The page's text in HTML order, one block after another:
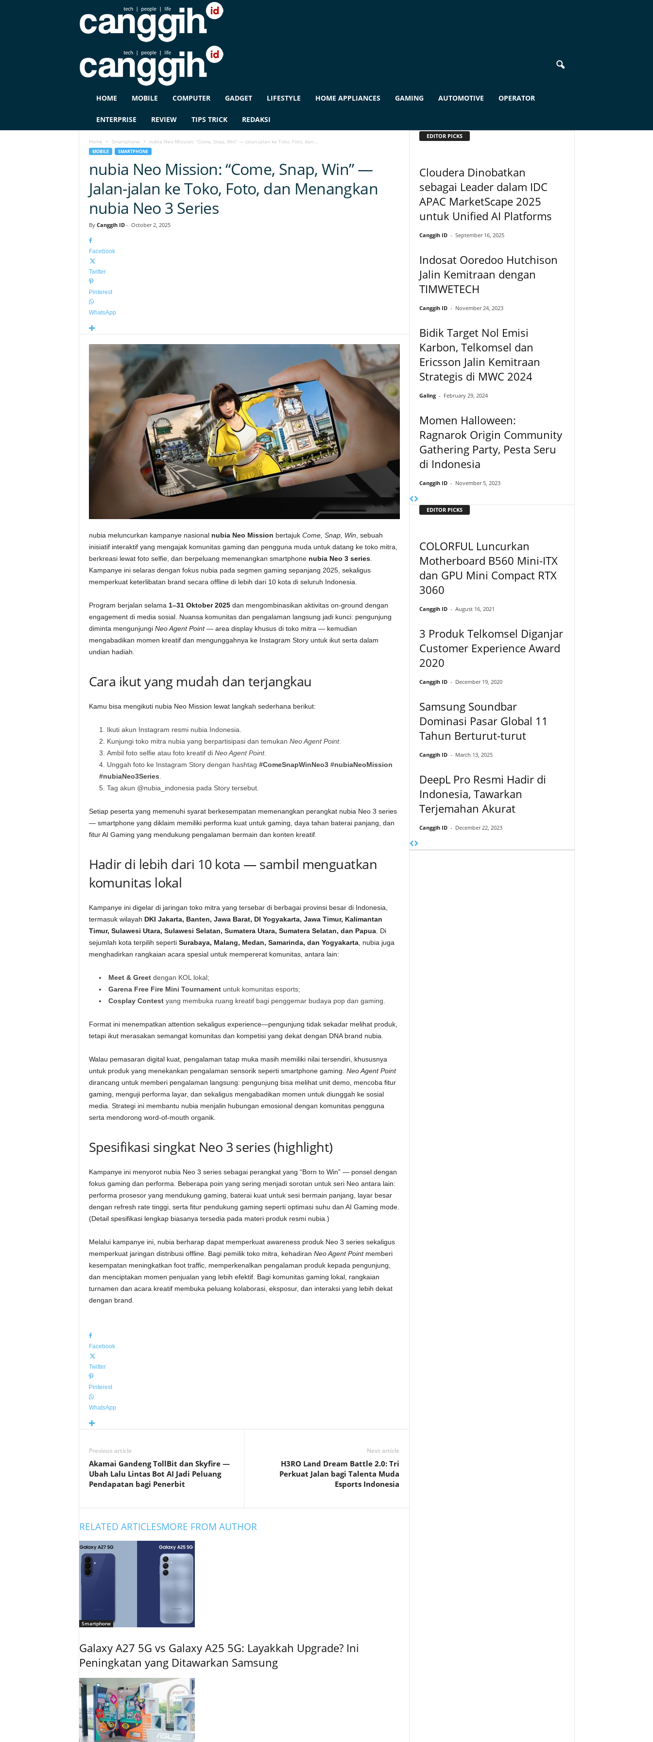
G
HOME MOBILE COMPUTER GADGET LIFESTYLE HOME APPLIANCES GAMING AUTOMOTIVE OPERATOR
ENTERPRISE REVIEW TIPS TRICK REDAKSI
Home Smartphone nubia Neo Mission: “Come, Snap, Win” — Jalan-jalan ke Toko, Foto, dan...
MOBILE SMARTPHONE
nubia Neo Mission: “Come, Snap, Win” —
Jalan-jalan ke Toko, Foto, dan Menangkan
nubia Neo 3 Series
By Canggih ID- October 2, 2025
Facebook
Twitter
Pinterest
WhatsApp
nubia meluncurkan kampanye nasional nubia Neo Mission bertajuk Come, Snap, Win , sebuah
inisiatif interaktif yang mengajak komunitas gaming dan pengguna muda untuk datang ke toko mitra,
berkreasi lewat foto selfie, dan berpeluang memenangkan smartphone nubia Neo 3 series.
Kampanye ini selaras dengan fokus nubia pada segmen gaming sepanjang 2025, sekaligus
memperkuat keterlibatan brand secara offline di lebih dari 10 kota di seluruh Indonesia.
Program berjalan selama 1–31 Oktober 2025dan mengombinasikan aktivitas on-ground dengan
engagement di media sosial. Nuansa komunitas dan pengalaman langsung jadi kunci: pengunjung
diminta mengunjungi Neo Agent Point— area display khusus di toko mitra — kemudian
mengabadikan momen kreatif dan mengunggahnya ke Instagram Story untuk ikut serta dalam
undian hadiah.
Cara ikut yang mudah dan terjangkau
Kamu bisa mengikuti nubia Neo Mission lewat langkah sederhana berikut:
Ikuti akun Instagram resmi nubia Indonesia.
Kunjungi toko mitra nubia yang berpartisipasi dan temukan Neo Agent Point.
Ambil foto selfie atau foto kreatif di Neo Agent Point.
Unggah foto ke Instagram Story dengan hashtag #ComeSnapWinNeo3 #nubiaNeoMission
#nubiaNeo3Series
Tag akun @nubia_indonesia pada Story tersebut.
Setiap peserta yang memenuhi syarat berkesempatan memenangkan perangkat nubia Neo 3 series
— smartphone yang diklaim memiliki performa kuat untuk gaming, daya tahan baterai panjang, dan
fitur AI Gaming yang mendukung pengalaman bermain dan konten kreatif.
Hadir di lebih dari 10 kota — sambil menguatkan
komunitas lokal
Kampanye ini digelar di jaringan toko mitra yang tersebar di berbagai provinsi besar di Indonesia,
termasuk wilayah DKI Jakarta, Banten, Jawa Barat, DI Yogyakarta, Jawa Timur, Kalimantan
Timur, Sulawesi Utara, Sulawesi Selatan, Sumatera Utara, Sumatera Selatan, dan Papua. Di
sejumlah kota terpilih seperti Surabaya, Malang, Medan, Samarinda, dan Yogyakarta, nubia juga
menghadirkan rangkaian acara spesial untuk mempererat komunitas, antara lain:
Meet & Greetdengan KOL lokal;
Garena Free Fire Mini Tournamentuntuk komunitas esports;
Cosplay Contestyang membuka ruang kreatif bagi penggemar budaya pop dan gaming.
Format ini menempatkan attention sekaligus experience—pengunjung tidak sekadar melihat produk,
tetapi ikut merasakan semangat komunitas dan kompetisi yang dekat dengan DNA brand nubia.
Walau pemasaran digital kuat, pengalaman tatap muka masih memiliki nilai tersendiri, khususnya
untuk produk yang menekankan pengalaman sensorik seperti smartphone gaming. Neo Agent Point
dirancang untuk memberi pengalaman langsung: pengunjung bisa melihat unit demo, mencoba fitur
gaming, menguji performa layar, dan sekaligus mengabadikan momen untuk diunggah ke sosial
media. Strategi ini membantu nubia menjalin hubungan emosional dengan komunitas pengguna
serta mendorong word-of-mouth organik.
Spesifikasi singkat Neo 3 series (highlight)
Kampanye ini menyorot nubia Neo 3 series sebagai perangkat yang “Born to Win” — ponsel dengan
fokus gaming dan performa. Beberapa poin yang sering menjadi sorotan untuk seri Neo antara lain:
performa prosesor yang mendukung gaming, baterai kuat untuk sesi bermain panjang, layar besar
dengan refresh rate tinggi, serta fitur pendukung gaming seperti optimasi suhu dan AI Gaming mode.
(Detail spesifikasi lengkap biasanya tersedia pada materi produk resmi nubia.)
Melalui kampanye ini, nubia berharap dapat memperkuat awareness produk Neo 3 series sekaligus
memperkuat jaringan distribusi offline. Bagi pemilik toko mitra, kehadiran Neo Agent Pointmemberi
kesempatan meningkatkan foot traffic, memperkenalkan pengalaman produk kepada pengunjung,
dan menciptakan momen penjualan yang lebih efektif. Bagi komunitas gaming lokal, rangkaian
turnamen dan acara kreatif membuka peluang kolaborasi, eksposur, dan interaksi yang lebih dekat
dengan brand.
Facebook
Twitter
Pinterest
WhatsApp
Previous article
Akamai Gandeng TollBit dan Skyfire —
Ubah Lalu Lintas Bot AI Jadi Peluang
Pendapatan bagi Penerbit
Next article
H3RO Land Dream Battle 2.0: Tri
Perkuat Jalan bagi Talenta Muda
Esports Indonesia
RELATED ARTICLESMORE FROM AUTHOR
Smartphone
Galaxy A27 5G vs Galaxy A25 5G: Layakkah Upgrade? Ini
Peningkatan yang Ditawarkan Samsung
EDITOR PICKS
Cloudera Dinobatkan
sebagai Leader dalam IDC
APAC MarketScape 2025
untuk Unified AI Platforms
Canggih ID - September 16, 2025
Indosat Ooredoo Hutchison
Jalin Kemitraan dengan
TIMWETECH
Canggih ID - November 24, 2023
Bidik Target Nol Emisi
Karbon, Telkomsel dan
Ericsson Jalin Kemitraan
Strategis di MWC 2024
Galing - February 29, 2024
Momen Halloween:
Ragnarok Origin Community
Gathering Party, Pesta Seru
di Indonesia
Canggih ID - November 5, 2023
EDITOR PICKS
COLORFUL Luncurkan
Motherboard B560 Mini-ITX
dan GPU Mini Compact RTX
3060
Canggih ID - August 16, 2021
3 Produk Telkomsel Diganjar
Customer Experience Award
2020
Canggih ID - December 19, 2020
Samsung Soundbar
Dominasi Pasar Global 11
Tahun Berturut-turut
Canggih ID - March 13, 2025
DeepL Pro Resmi Hadir di
Indonesia, Tawarkan
Terjemahan Akurat
Canggih ID - December 22, 2023